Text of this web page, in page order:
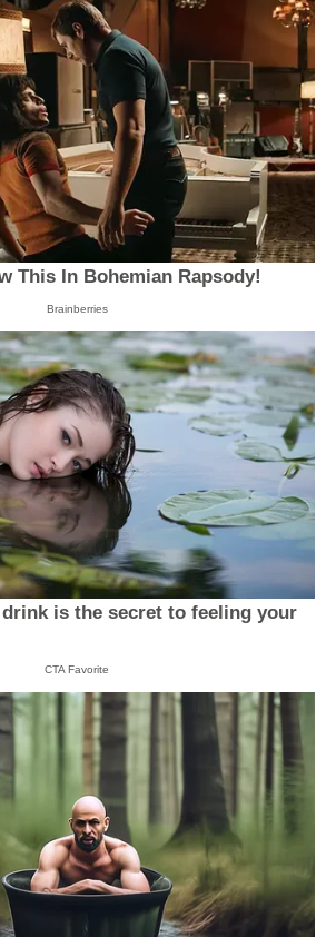
This In Bohemian Rapsody!
Brainberries
is the secret to feeling your
CTA Favorite